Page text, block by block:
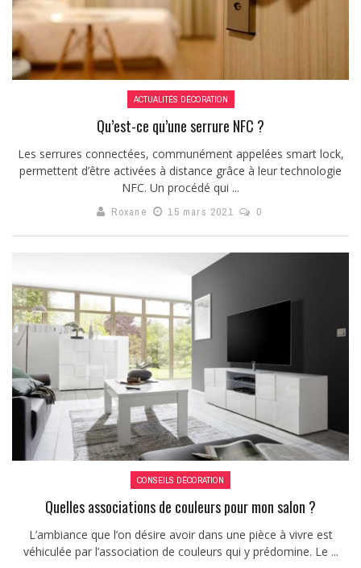
ACTUALITÉS DÉCORATION
Qu’est-ce qu’une serrure NFC ?
Les serrures connectées, communément appelées smart lock,
permettent d’être activées à distance grâce à leur technologie
NFC. Un procédé qui ...
Roxane 15 mars 2021 0
CONSEILS DÉCORATION
Quelles associations de couleurs pour mon salon ?
L’ambiance que l’on désire avoir dans une pièce à vivre est
véhiculée par l’association de couleurs qui y prédomine. Le ...